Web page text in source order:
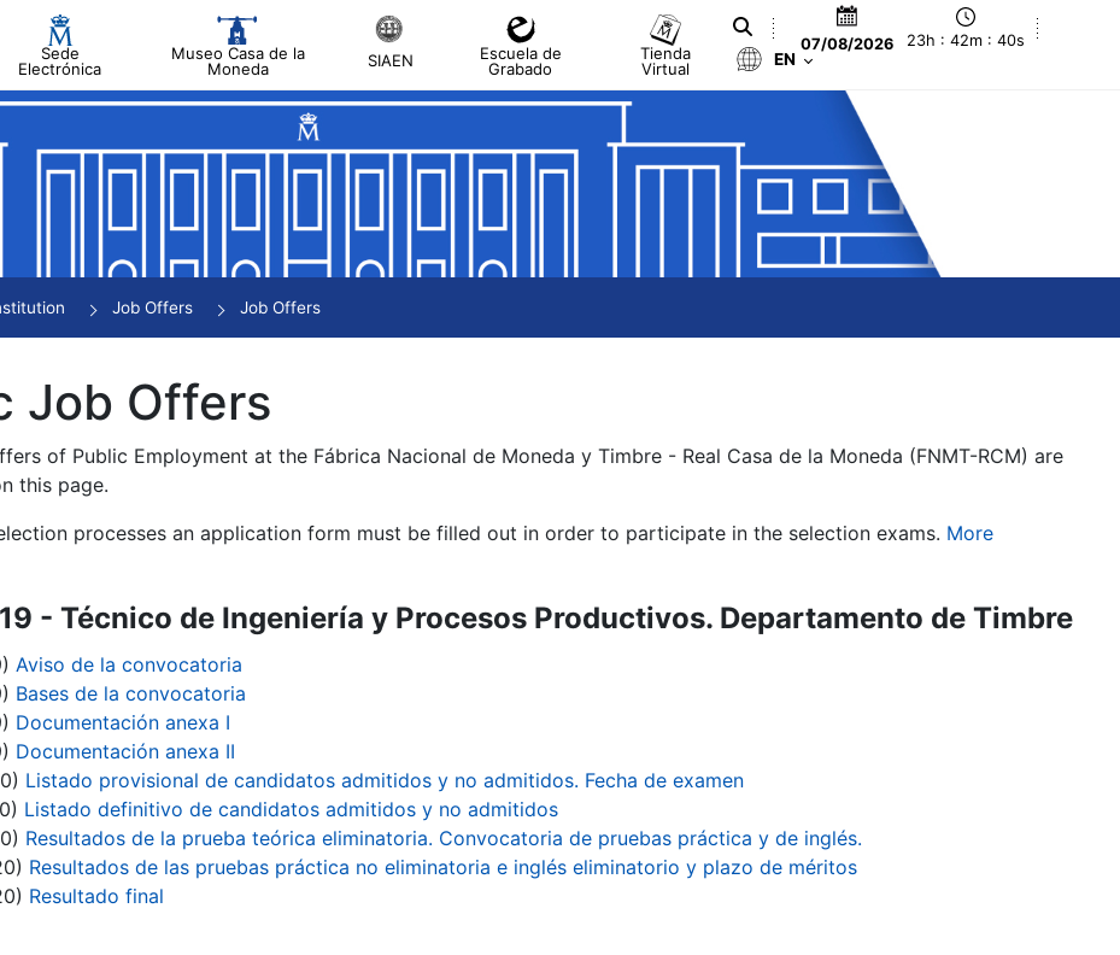
Sede
Electrónica
Museo Casa de la
Moneda
SIAEN
Escuela de
Grabado
Tienda
Virtual
07/08/2026 23h : 42m : 40s
EN
Job Offers Job Offers
Job Offers
of Public Employment at the Fábrica Nacional de Moneda y Timbre - Real Casa de la Moneda (FNMT-RCM) are
this page.
processes an application form must be filled out in order to participate in the selection exams. More
- Técnico de Ingeniería y Procesos Productivos. Departamento de Timbre
Aviso de la convocatoria
Bases de la convocatoria
Documentación anexa I
Documentación anexa II
Listado provisional de candidatos admitidos y no admitidos. Fecha de examen
Listado definitivo de candidatos admitidos y no admitidos
Resultados de la prueba teórica eliminatoria. Convocatoria de pruebas práctica y de inglés.
Resultados de las pruebas práctica no eliminatoria e inglés eliminatorio y plazo de méritos
Resultado final